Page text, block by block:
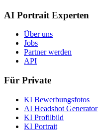
AI Portrait Experten
Über uns
Jobs
Partner werden
API
Für Private
KI Bewerbungsfotos
AI Headshot Generator
KI Profilbild
KI Portrait